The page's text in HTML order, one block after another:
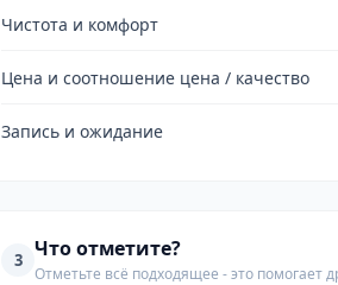
Чистота и комфорт
Цена и соотношение цена / качество
Запись и ожидание
3 Что отметите?
Отметьте всё подходящее - это помогает